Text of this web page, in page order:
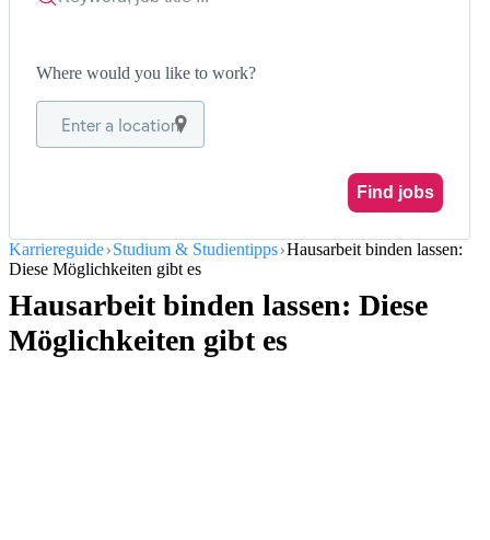
Where would you like to work?
Enter a location
Find jobs
Karriereguide Studium & Studientipps Hausarbeit binden lassen:
Diese Möglichkeiten gibt es
Hausarbeit binden lassen: Diese
Möglichkeiten gibt es